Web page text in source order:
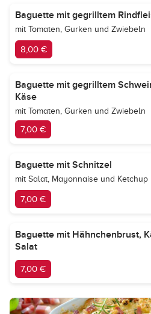
Baguette mit gegrilltem
mit Tomaten, Gurken und Zwiebeln
8,00 €
Baguette mit gegrilltem
Käse
mit Tomaten, Gurken und Zwiebeln
7,00 €
Baguette mit Schnitzel
mit Salat, Mayonnaise und Ketchup
7,00 €
Baguette mit Hähnchenbrust,
Salat
7,00 €